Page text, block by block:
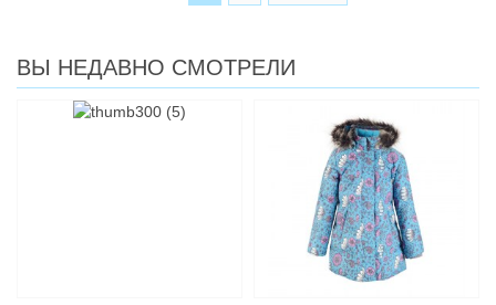
ВЫ НЕДАВНО СМОТРЕЛИ